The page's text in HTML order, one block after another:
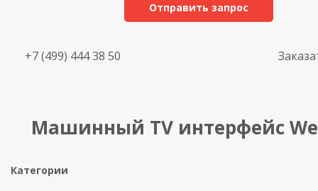
Отправить запрос
+7 (499) 444 38 50
Машинный TV интерфейс
Категории